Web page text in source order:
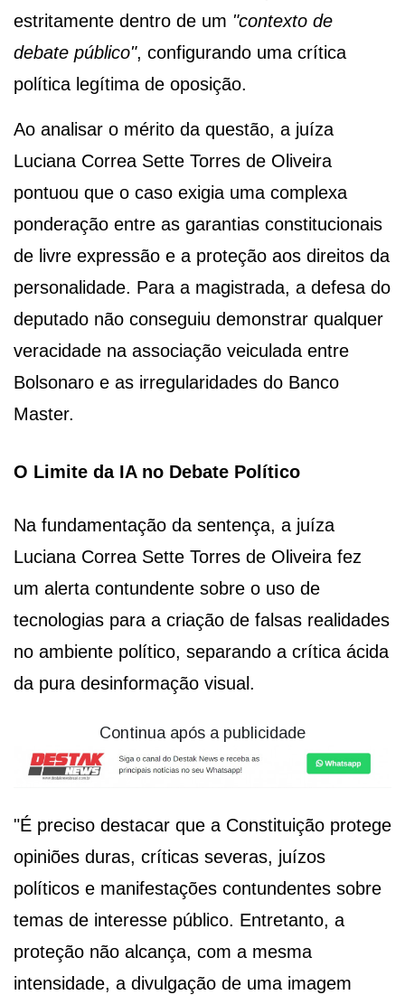
estritamente dentro de um "contexto de
debate público", configurando uma crítica
política legítima de oposição.
Ao analisar o mérito da questão, a juíza
Luciana Correa Sette Torres de Oliveira
pontuou que o caso exigia uma complexa
ponderação entre as garantias constitucionais
de livre expressão e a proteção aos direitos da
personalidade. Para a magistrada, a defesa do
deputado não conseguiu demonstrar qualquer
veracidade na associação veiculada entre
Bolsonaro e as irregularidades do Banco
Master.
O Limite da IA no Debate Político
Na fundamentação da sentença, a juíza
Luciana Correa Sette Torres de Oliveira fez
um alerta contundente sobre o uso de
tecnologias para a criação de falsas realidades
no ambiente político, separando a crítica ácida
da pura desinformação visual.
Continua após a publicidade
"É preciso destacar que a Constituição protege
opiniões duras, críticas severas, juízos
políticos e manifestações contundentes sobre
temas de interesse público. Entretanto, a
proteção não alcança, com a mesma
intensidade, a divulgação de uma imagem